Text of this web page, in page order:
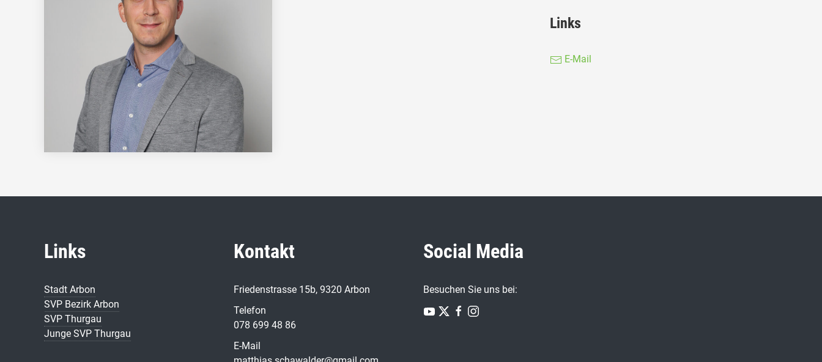
Links
E-Mail
Links
Stadt Arbon
SVP Bezirk Arbon
SVP Thurgau
Junge SVP Thurgau
Kontakt
Friedenstrasse 15b, 9320 Arbon
Telefon
078 699 48 86
E-Mail
Social Media
Besuchen Sie uns bei: